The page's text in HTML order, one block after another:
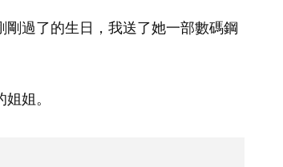
剛過了的生日，我送了她一部數碼鋼
姐。